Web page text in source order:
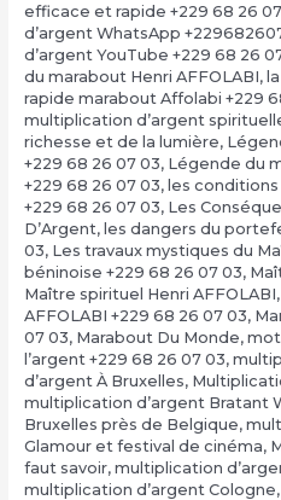
efficace et rapide +229 68 26
d’argent WhatsApp
d’argent YouTube +229 68 26
du marabout Henri AFFOLABI,
rapide marabout Affolabi +229
multiplication d’argent
richesse et de la lumière,
+229 68 26 07 03, Légende du
+229 68 26 07 03, les
+229 68 26 07 03, Les
D’Argent, les dangers du
03, Les travaux mystiques du
béninoise +229 68 26 07 03,
Maître spirituel Henri AFFOLABI,
AFFOLABI +229 68 26 07 03,
07 03, Marabout Du Monde,
l’argent +229 68 26 07 03,
d’argent À Bruxelles,
multiplication d’argent Bratant
Bruxelles près de Belgique,
Glamour et festival de cinéma,
faut savoir, multiplication
multiplication d’argent Cologne,